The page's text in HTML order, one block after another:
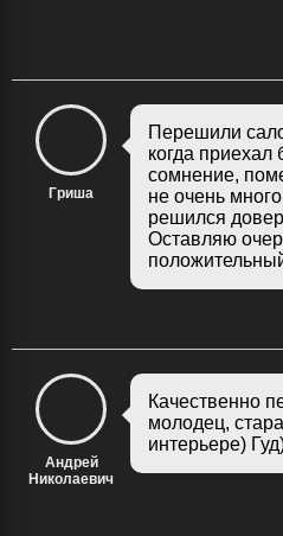
Гриша
Перешили
когда
сомнение,
не очень
решился
Оставляю
Андрей
Николаевич
Качественно
молодец,
интерьере)